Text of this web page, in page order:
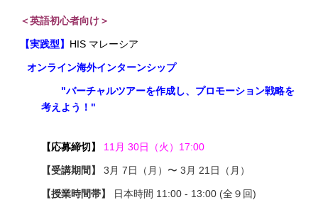
＜英語初心者向け＞
【実践型】 HIS マレーシア
オンライン海外インターンシップ
"バーチャルツアーを作成し、プロモーション戦略を
考えよう！"
【応募締切】 11 月 30日（火）17:00
【受講期間】 3月 7日（月）〜 3月 21日（月）
【授業時間帯】 日本時間 11:00 - 13:00 (全９回)